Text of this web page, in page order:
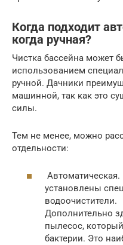
Когда подходит
когда ручная?
Чистка бассейна может
использованием
ручной. Дачники
машинной, так как это
силы.
Тем не менее, можно
отдельности:
установлены
водоочистители.
Дополнительно
пылесос,
бактерии. Это